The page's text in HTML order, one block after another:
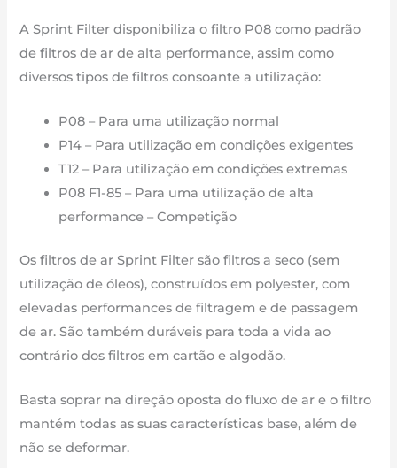
até
agora
A Sprint Filter disponibiliza o filtro P08 como padrão
de filtros de ar de alta performance, assim como
diversos tipos de filtros consoante a utilização:
P08 – Para uma utilização normal
P14 – Para utilização em condições exigentes
T12 – Para utilização em condições extremas
P08 F1-85 – Para uma utilização de alta
performance – Competição
Os filtros de ar Sprint Filter são filtros a seco (sem
utilização de óleos), construídos em polyester, com
elevadas performances de filtragem e de passagem
de ar. São também duráveis para toda a vida ao
contrário dos filtros em cartão e algodão.
Basta soprar na direção oposta do fluxo de ar e o filtro
mantém todas as suas características base, além de
não se deformar.